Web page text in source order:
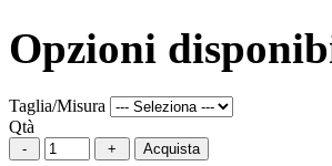
Opzioni
Taglia/Misura
Qtà
Acquista